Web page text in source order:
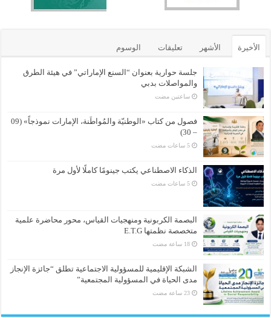
الأخيرة الأشهر تعليقات الوسوم
جلسة حوارية بعنوان “السنع الإماراتي” في هيئة الطرق
والمواصلات بدبي
‏ساعتين مضت
فصول من كتاب «الوطنيّة والمُواطَنة، الإمارات نموذجاً» (09
– 30)
الذكاء الاصطناعي يكتب جينومًا كاملًا لأول مرة
البصمة الكربونية ومنهجيات القياس، محور محاضرة علمية
متخصصة نظمتها E.T.G
الشبكة الإقليمية للمسؤولية الاجتماعية تطلق “جائزة الإنجاز
مدى الحياة في المسؤولية المجتمعية”